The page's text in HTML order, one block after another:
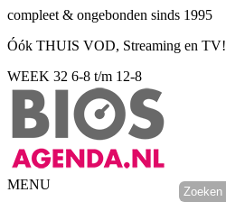
compleet & ongebonden sinds 1995
Óók THUIS VOD, Streaming en TV!
WEEK 32 6-8 t/m 12-8
MENU